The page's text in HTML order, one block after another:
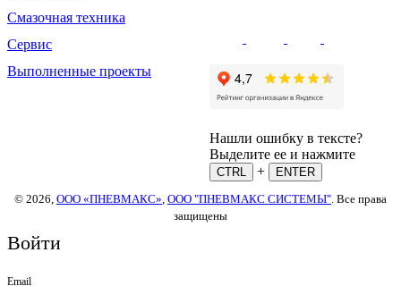
Смазочная техника
Сервис
Выполненные проекты
Нашли ошибку в тексте?
Выделите ее и нажмите
CTRL +
ENTER
© 2026, ООО «ПНЕВМАКС», ООО "ПНЕВМАКС СИСТЕМЫ". Все права
защищены
Войти
Email